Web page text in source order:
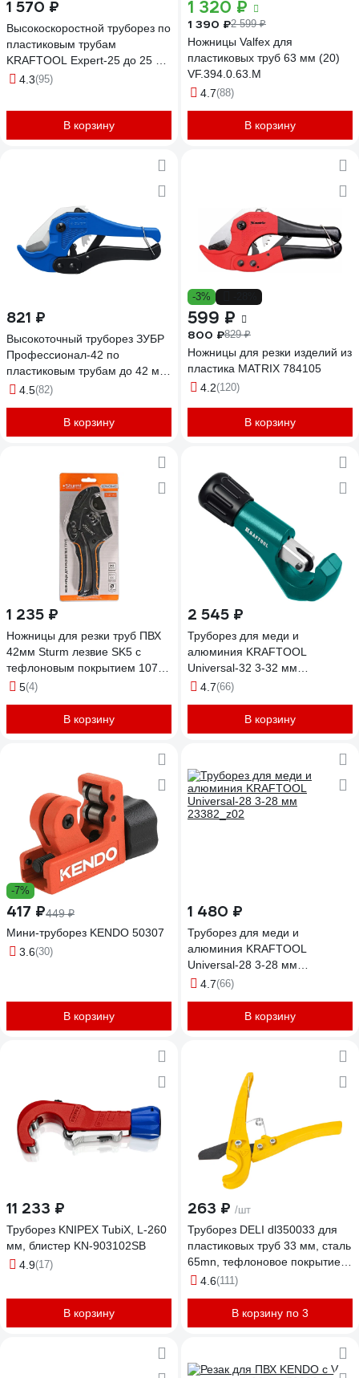
1 570 ₽
Высокоскоростной труборез по
пластиковым трубам
KRAFTOOL Expert-25 до 25 мм
23381-25_z01
4.3(95)
В корзину
1 320 ₽
1 390 ₽2 599 ₽
Ножницы Valfex для
пластиковых труб 63 мм (20)
VF.394.0.63.M
4.7(88)
В корзину
821 ₽
Высокоточный труборез ЗУБР
Профессионал-42 по
пластиковым трубам до 42 мм
23701-42_z02
4.5(82)
В корзину
-3%
599 ₽
800 ₽829 ₽
Ножницы для резки изделий из
пластика MATRIX 784105
4.2(120)
В корзину
1 235 ₽
Ножницы для резки труб ПВХ
42мм Sturm лезвие SK5 с
тефлоновым покрытием 1074-
09-42
5(4)
В корзину
2 545 ₽
Труборез для меди и
алюминия KRAFTOOL
Universal-32 3-32 мм
23383_z02
4.7(66)
В корзину
-7%
417 ₽449 ₽
Мини-труборез KENDO 50307
3.6(30)
В корзину
1 480 ₽
Труборез для меди и
алюминия KRAFTOOL
Universal-28 3-28 мм
23382_z02
4.7(66)
В корзину
11 233 ₽
Труборез KNIPEX TubiX, L-260
мм, блистер KN-903102SB
4.9(17)
В корзину
263 ₽ /шт
Труборез DELI dl350033 для
пластиковых труб 33 мм, сталь
65mn, тефлоновое покрытие
118719
4.6(111)
В корзину по 3